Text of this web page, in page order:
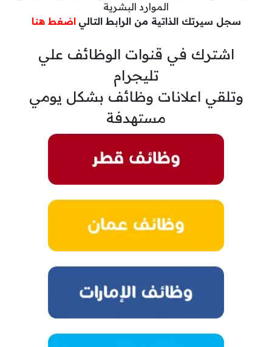
الموارد البشرية
سجل سيرتك الذاتية من الرابط التالي اضغط هنا
اشترك في قنوات الوظائف علي
تليجرام
وتلقي اعلانات وظائف بشكل يومي
مستهدفة